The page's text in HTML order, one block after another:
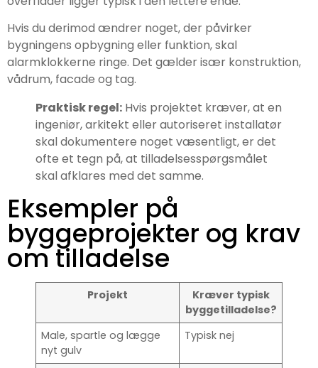
Hvis du derimod ændrer noget, der påvirker
bygningens opbygning eller funktion, skal
alarmklokkerne ringe. Det gælder især konstruktion,
vådrum, facade og tag.
Praktisk regel: Hvis projektet kræver, at en
ingeniør, arkitekt eller autoriseret installatør
skal dokumentere noget væsentligt, er det
ofte et tegn på, at tilladelsesspørgsmålet
skal afklares med det samme.
Eksempler på
byggeprojekter og krav
om tilladelse
Projekt
Kræver typisk
byggetilladelse?
Male, spartle og lægge
nyt gulv
Typisk nej